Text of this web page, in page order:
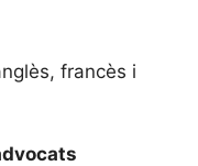
francès i